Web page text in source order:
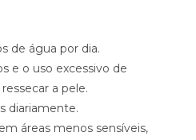
de água por dia.
e o uso excessivo de
a pele.
diariamente.
áreas menos sensíveis,